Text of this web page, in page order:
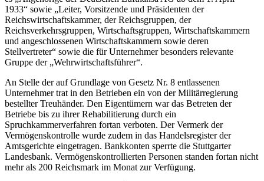
1933“ sowie „Leiter, Vorsitzende und Präsidenten der
Reichswirtschaftskammer, der Reichsgruppen, der
Reichsverkehrsgruppen, Wirtschaftsgruppen, Wirtschaftskammern
und angeschlossenen Wirtschaftskammern sowie deren
Stellvertreter“ sowie die für Unternehmer besonders relevante
Gruppe der „Wehrwirtschaftsführer“.
An Stelle der auf Grundlage von Gesetz Nr. 8 entlassenen
Unternehmer trat in den Betrieben ein von der Militärregierung
bestellter Treuhänder. Den Eigentümern war das Betreten der
Betriebe bis zu ihrer Rehabilitierung durch ein
Spruchkammerverfahren fortan verboten. Der Vermerk der
Vermögenskontrolle wurde zudem in das Handelsregister der
Amtsgerichte eingetragen. Bankkonten sperrte die Stuttgarter
Landesbank. Vermögenskontrollierten Personen standen fortan nicht
mehr als 200 Reichsmark im Monat zur Verfügung.